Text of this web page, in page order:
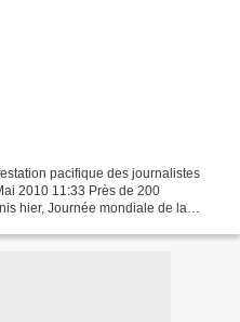
pacifique des journalistes
2010 11:33 Près de 200
hier, Journée mondiale de la